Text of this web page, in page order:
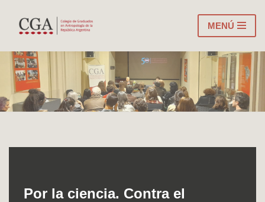
contenido
MENÚ
Por la ciencia. Contra el